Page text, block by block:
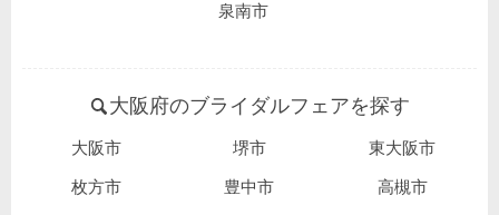
泉南市
大阪府のブライダルフェアを探す
大阪市 堺市 東大阪市
枚方市 豊中市 高槻市